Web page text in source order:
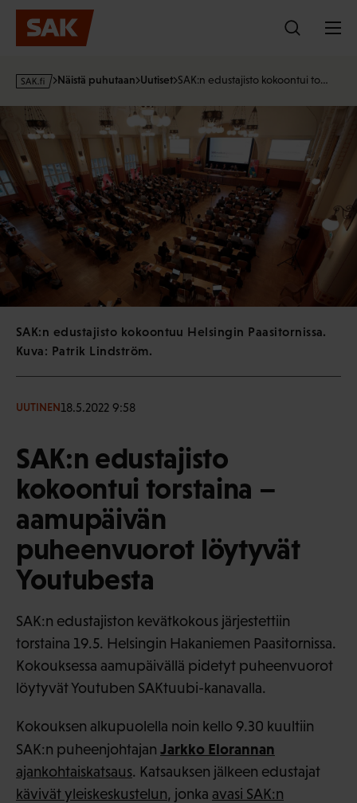
Hyppää
sisältöön
s
Näistä puhutaan Uutiset SAK:n edustajisto kokoontui to…
SAK:n edustajisto kokoontuu Helsingin Paasitornissa.
Kuva: Patrik Lindström.
UUTINEN18.5.2022 9:58
SAK:n edustajisto
kokoontui torstaina –
aamupäivän
puheenvuorot löytyvät
Youtubesta
SAK:n edustajiston kevätkokous järjestettiin
torstaina 19.5. Helsingin Hakaniemen Paasitornissa.
Kokouksessa aamupäivällä pidetyt puheenvuorot
löytyvät Youtuben SAKtuubi-kanavalla.
Kokouksen alkupuolella noin kello 9.30 kuultiin
SAK:n puheenjohtajan Jarkko Elorannan
ajankohtaiskatsaus. Katsauksen jälkeen edustajat
kävivät yleiskeskustelun, jonka avasi SAK:n